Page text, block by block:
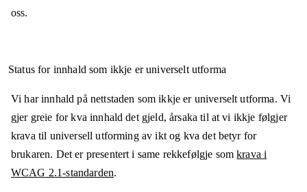
oss.
Status for innhald som ikkje er universelt utforma
Vi har innhald på nettstaden som ikkje er universelt utforma. Vi
gjer greie for kva innhald det gjeld, årsaka til at vi ikkje følgjer
krava til universell utforming av ikt og kva det betyr for
brukaren. Det er presentert i same rekkefølgje somkrava i
WCAG 2.1-standarden.